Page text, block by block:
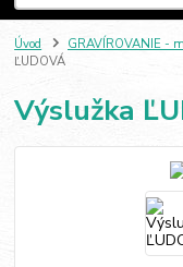
Úvod GRAVÍROVANIE -
ĽUDOVÁ
Výslužka